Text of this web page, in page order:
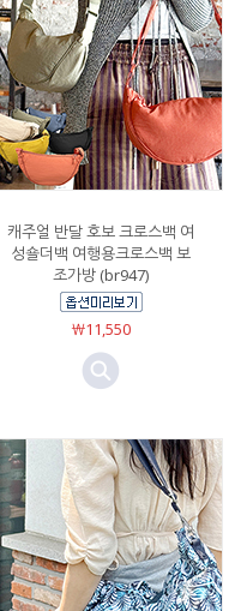
캐주얼 반달 호보 크로스백 여
성숄더백 여행용크로스백 보
조가방 (br947)
￦11,550